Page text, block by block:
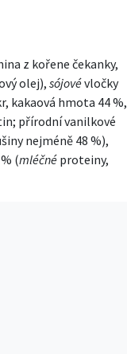
z kořene čekanky,
olej), sójovévločky
kakaová hmota 44 %,
přírodní vanilkové
nejméně 48 %),
(mléčné proteiny,